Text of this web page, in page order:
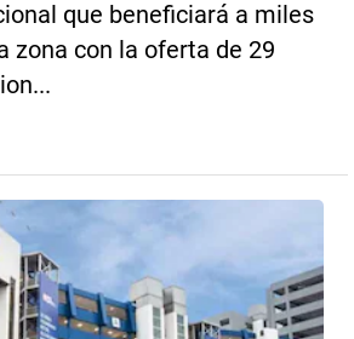
que beneficiará a miles
zona con la oferta de 29